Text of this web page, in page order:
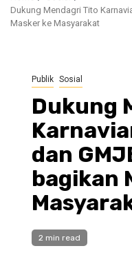
Dukung Mendagri Tito
Masker ke Masyarakat
Publik Sosial
Dukung
dan
bagikan
2 min read